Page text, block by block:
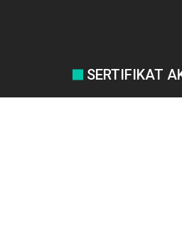
SERTIFIKAT